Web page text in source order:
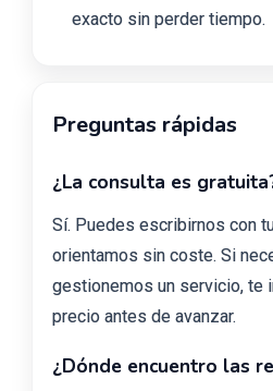
exacto sin perder tiempo.
Preguntas rápidas
¿La consulta es
Sí. Puedes escribirnos con
orientamos sin coste. Si
gestionemos un servicio, te
precio antes de avanzar.
¿Dónde encuentro las